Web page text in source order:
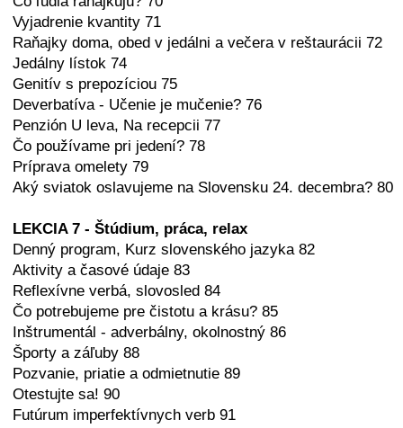
Vyjadrenie kvantity 71
Raňajky doma, obed v jedálni a večera v reštaurácii 72
Jedálny lístok 74
Genitív s prepozíciou 75
Deverbatíva - Učenie je mučenie? 76
Penzión U leva, Na recepcii 77
Čo používame pri jedení? 78
Príprava omelety 79
Aký sviatok oslavujeme na Slovensku 24. decembra? 80
LEKCIA 7 - Štúdium, práca, relax
Denný program, Kurz slovenského jazyka 82
Aktivity a časové údaje 83
Reflexívne verbá, slovosled 84
Čo potrebujeme pre čistotu a krásu? 85
Inštrumentál - adverbálny, okolnostný 86
Športy a záľuby 88
Pozvanie, priatie a odmietnutie 89
Otestujte sa! 90
Futúrum imperfektívnych verb 91